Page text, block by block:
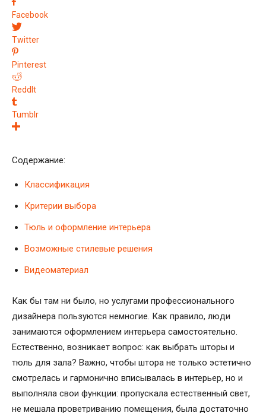
Facebook
Twitter
Pinterest
ReddIt
Tumblr
Содержание:
Классификация
Критерии выбора
Тюль и оформление интерьера
Возможные стилевые решения
Видеоматериал
Как бы там ни было, но услугами профессионального
дизайнера пользуются немногие. Как правило, люди
занимаются оформлением интерьера самостоятельно.
Естественно, возникает вопрос: как выбрать шторы и
тюль для зала? Важно, чтобы штора не только эстетично
смотрелась и гармонично вписывалась в интерьер, но и
выполняла свои функции: пропускала естественный свет,
не мешала проветриванию помещения, была достаточно